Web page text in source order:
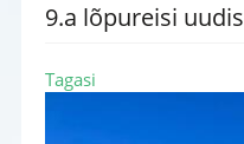
9.a lõpureisi uudis
Tagasi